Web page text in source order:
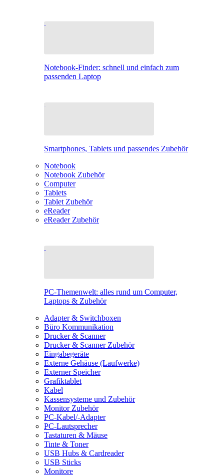
Notebook-Finder: schnell und einfach zum
passenden Laptop
Smartphones, Tablets und passendes Zubehör
Notebook
Notebook Zubehör
Computer
Tablets
Tablet Zubehör
eReader
eReader Zubehör
PC-Themenwelt: alles rund um Computer,
Laptops & Zubehör
Adapter & Switchboxen
Büro Kommunikation
Drucker & Scanner
Drucker & Scanner Zubehör
Eingabegeräte
Externe Gehäuse (Laufwerke)
Externer Speicher
Grafiktablet
Kabel
Kassensysteme und Zubehör
Monitor Zubehör
PC-Kabel/-Adapter
PC-Lautsprecher
Tastaturen & Mäuse
Tinte & Toner
USB Hubs & Cardreader
USB Sticks
Monitore